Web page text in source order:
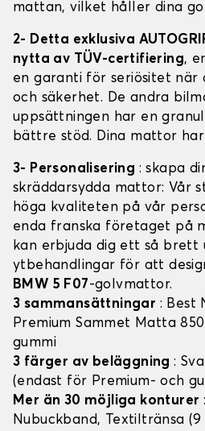
mattan, vilket håller dina
2- Detta exklusiva
nytta av TÜV-certifiering,
en garanti för seriösitet
och säkerhet. De andra
uppsättningen har en
bättre stöd. Dina mattor har
3- Personalisering : skapa
skräddarsydda mattor: Vår
höga kvaliteten på vår
enda franska företaget på
kan erbjuda dig ett så brett
ytbehandlingar för att
BMW 5 F07-golvmattor.
3 sammansättningar : Best
Premium Sammet Matta
gummi
3 färger av beläggning:
(endast för Premium- och
Mer än 30 möjliga konturer
Nubuckband, Textiltränsa